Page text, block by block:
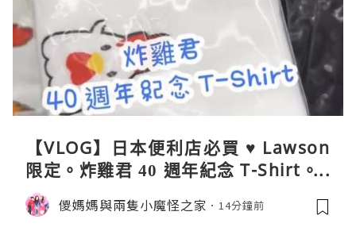
【VLOG】日本便利店必買 ♥ Lawson
限定。炸雞君 40 週年紀念 T-Shirt。C
oleman 聯乘晴雨兩用自動開合折疊
傘。與 Calbee / 湖池屋共同開發製作
儍媽媽與兩隻小魔怪之家 14分鐘前